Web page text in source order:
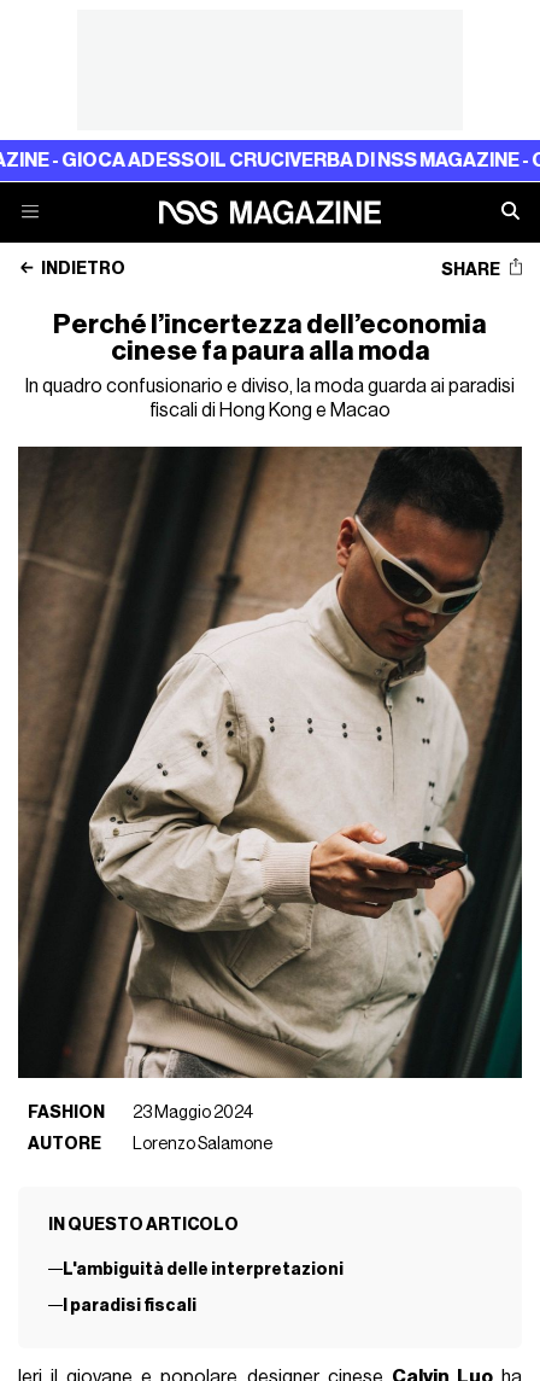
ADESSOIL CRUCIVERBA DI NSS MAGAZINE - GIOCA
INDIETRO SHARE
Perché l’incertezza dell’economia
cinese fa paura alla moda
In quadro confusionario e diviso, la moda guarda ai paradisi
fiscali di Hong Kong e Macao
FASHION
23 Maggio 2024
AUTORE
Lorenzo Salamone
IN QUESTO ARTICOLO
L'ambiguità delle interpretazioni
I paradisi fiscali